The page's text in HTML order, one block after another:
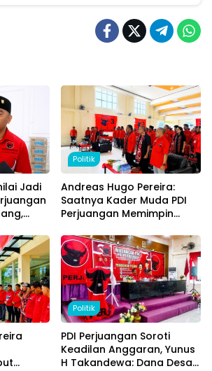
Jadi
Politik
Andreas Hugo Pereira:
Saatnya Kader Muda PDI
Perjuangan Memimpin
Daerah yang Tinggal dan
Mengabdi di Malaka
Politik
PDI Perjuangan Soroti
Keadilan Anggaran, Yunus
H Takandewa: Dana Desa